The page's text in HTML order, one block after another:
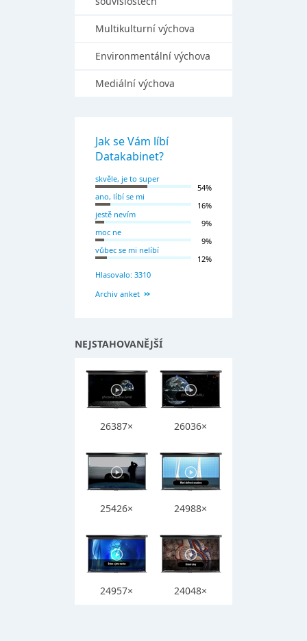
Multikulturní výchova
Environmentální výchova
Mediální výchova
Jak se Vám líbí
Datakabinet?
skvěle, je to super
54%
ano, líbí se mi
16%
jestě nevím
9%
moc ne
9%
vůbec se mi nelíbí
12%
Hlasovalo: 3310
Archiv anket
NEJSTAHOVANĚJŠÍ
26387× 26036×
25426× 24988×
24957× 24048×